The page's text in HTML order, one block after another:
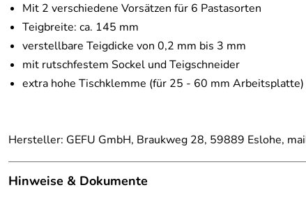
Mit 2 verschiedene Vorsätzen für 6 Pastasorten
Teigbreite: ca. 145 mm
verstellbare Teigdicke von 0,2 mm bis 3 mm
mit rutschfestem Sockel und Teigschneider
extra hohe Tischklemme (für 25 - 60 mm Arbeitsplatte)
Hersteller: GEFU GmbH, Braukweg 28, 59889 Eslohe,
Hinweise & Dokumente